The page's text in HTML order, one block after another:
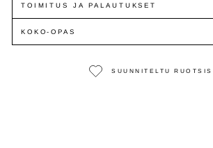
TOIMITUS JA PALAUTUKSET
KOKO-OPAS
SUUNNITELTU